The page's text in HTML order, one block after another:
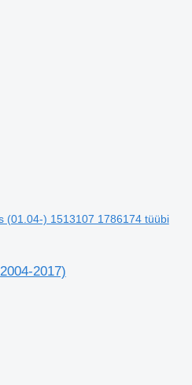
(01.04-) 1513107 1786174 tüübi
2017)